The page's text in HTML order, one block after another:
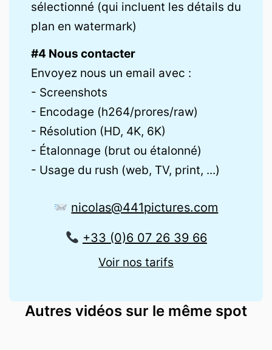
sélectionné (qui incluent les détails du
plan en watermark)
#4 Nous contacter
Envoyez nous un email avec :
- Screenshots
- Encodage (h264/prores/raw)
- Résolution (HD, 4K, 6K)
- Étalonnage (brut ou étalonné)
- Usage du rush (web, TV, print, ...)
nicolas@441pictures.com
+33 (0)6 07 26 39 66
Voir nos tarifs
Autres vidéos sur le même spot